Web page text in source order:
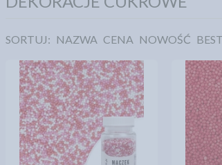
SORTUJ: NAZWA CENA NOWOŚĆ